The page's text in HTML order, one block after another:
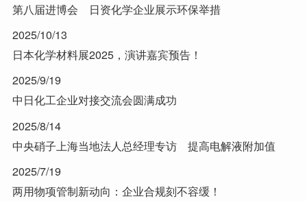
第八届进博会 日资化学企业展示环保举措
2025/10/13
日本化学材料展2025，演讲嘉宾预告！
2025/9/19
中日化工企业对接交流会圆满成功
2025/8/14
中央硝子上海当地法人总经理专访 提高电解液附加值
2025/7/19
两用物项管制新动向：企业合规刻不容缓！